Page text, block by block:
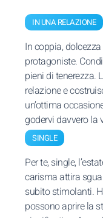
IN UNA RELAZIONE
In coppia,
protagoniste.
pieni di tenerezza.
relazione e
un’ottima
godervi davvero la
SINGLE
Per te, single,
carisma attira
subito stimolanti.
possono aprire la